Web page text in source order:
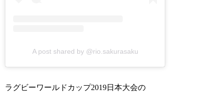
A post shared by @rio.sakurasaku
ラグビーワールドカップ2019日本大会の